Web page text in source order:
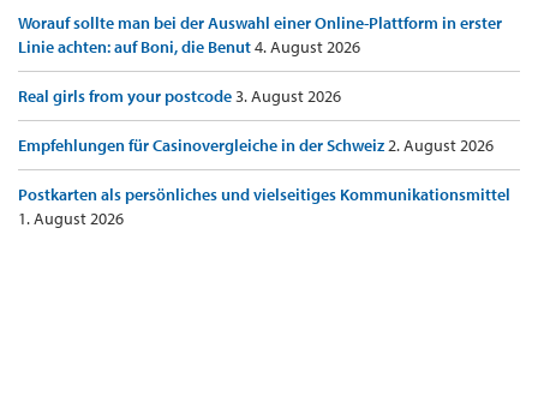
Worauf sollte man bei der Auswahl einer Online-Plattform in erster
Linie achten: auf Boni, die Benut4. August 2026
Real girls from your postcode3. August 2026
Empfehlungen für Casinovergleiche in der Schweiz2. August 2026
Postkarten als persönliches und vielseitiges Kommunikationsmittel
1. August 2026